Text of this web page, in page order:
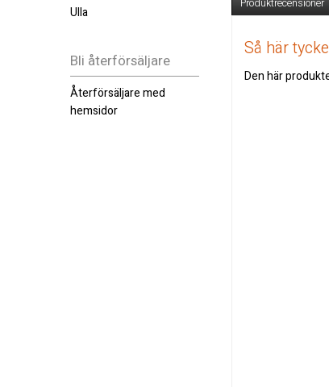
Ulla
Bli återförsäljare
Återförsäljare med
hemsidor
Produktrecensioner
Så här
Den här